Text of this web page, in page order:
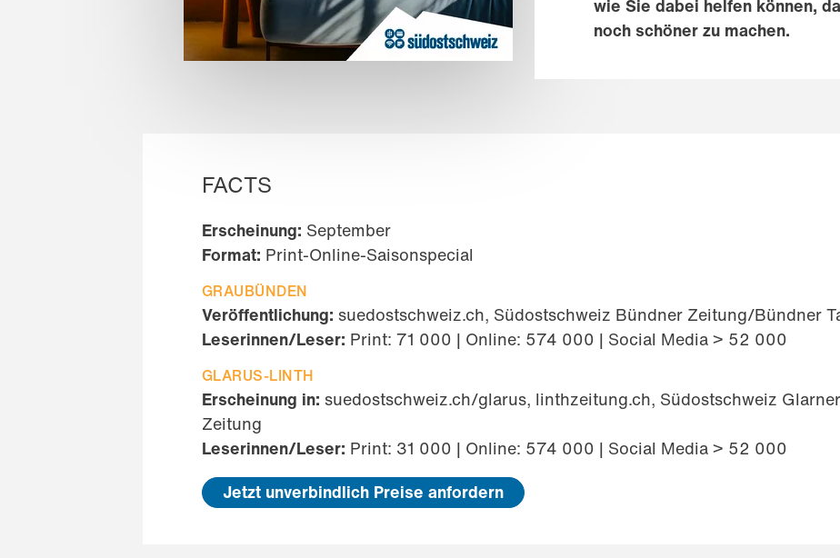
wie Sie dabei helfen können,
noch schöner zu machen.
FACTS
Erscheinung: September
Format: Print-Online-Saisonspecial
GRAUBÜNDEN
Veröffentlichung: suedostschweiz.ch, Südostschweiz Bündner Zeitung/Bündner
Leserinnen/Leser: Print: 71 000 | Online: 574 000 | Social Media > 52 000
GLARUS-LINTH
Erscheinung in: suedostschweiz.ch/glarus, linthzeitung.ch, Südostschweiz
Zeitung
Leserinnen/Leser: Print: 31 000 | Online: 574 000 | Social Media > 52 000
Jetzt unverbindlich Preise anfordern